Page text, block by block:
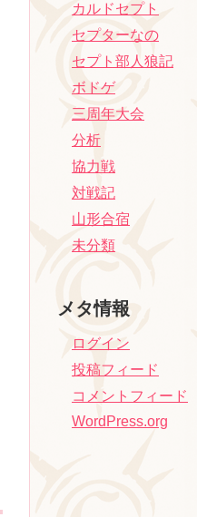
カルドセプト
セプターなの
セプト部人狼記
ボドゲ
三周年大会
分析
協力戦
対戦記
山形合宿
未分類
メタ情報
ログイン
投稿フィード
コメントフィード
WordPress.org